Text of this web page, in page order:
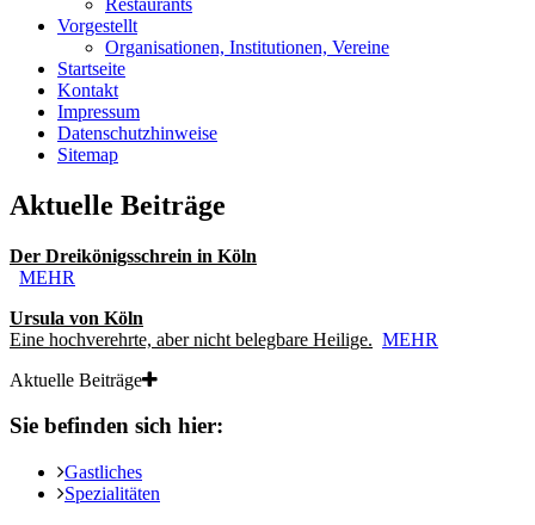
Vorgestellt
Organisationen, Institutionen, Vereine
Startseite
Kontakt
Impressum
Datenschutzhinweise
Sitemap
Aktuelle Beiträge
Der Dreikönigsschrein in Köln
MEHR
Ursula von Köln
Eine hochverehrte, aber nicht belegbare Heilige. MEHR
Aktuelle Beiträge
Sie befinden sich hier:
Gastliches
Spezialitäten